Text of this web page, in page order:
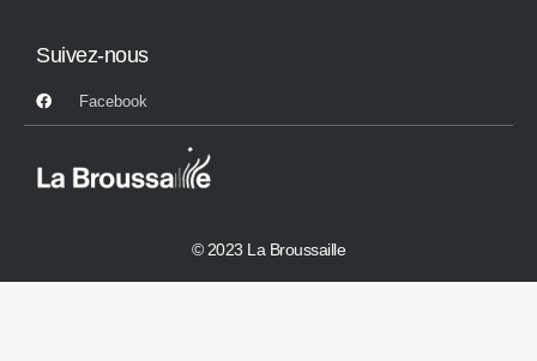
Suivez-nous
Facebook
© 2023 La Broussaille